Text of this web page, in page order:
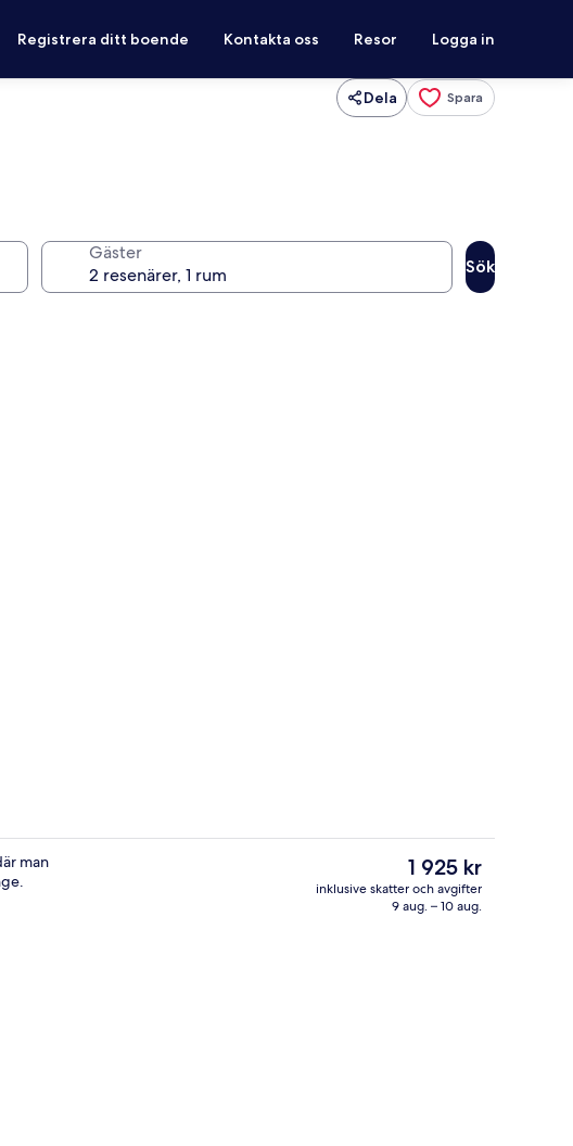
Registrera ditt boende Kontakta oss Resor Logga in
Dela Spara
Gäster
Sök
man
Det
nuvarande
priset
1 925 kr
inklusive skatter och avgifter
9 aug. – 10 aug.